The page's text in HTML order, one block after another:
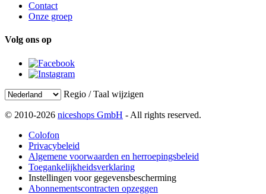
Contact
Onze groep
Volg ons op
Regio / Taal wijzigen
© 2010-2026 niceshops GmbH - All rights reserved.
Colofon
Privacybeleid
Algemene voorwaarden en herroepingsbeleid
Toegankelijkheidsverklaring
Instellingen voor gegevensbescherming
Abonnementscontracten opzeggen